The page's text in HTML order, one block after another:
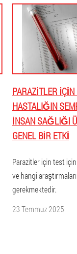
PARAZITLER
HASTALIĞIN
INSAN SAĞLIĞI
GENEL BIR ETKI
Parazitler için test için
ve hangi
gerekmektedir.
23 Temmuz 2025